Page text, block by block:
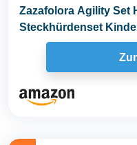
Zazafolora Agility Set
Steckhürdenset